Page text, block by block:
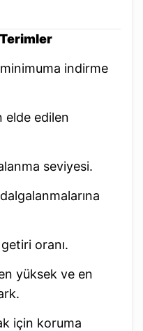
minimuma indirme
elde edilen
seviyesi.
oranı.
yüksek ve en
için koruma